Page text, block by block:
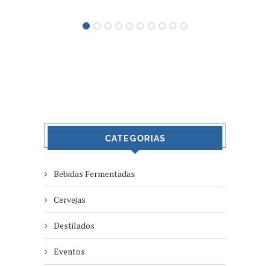
CATEGORIAS
Bebidas Fermentadas
Cervejas
Destilados
Eventos